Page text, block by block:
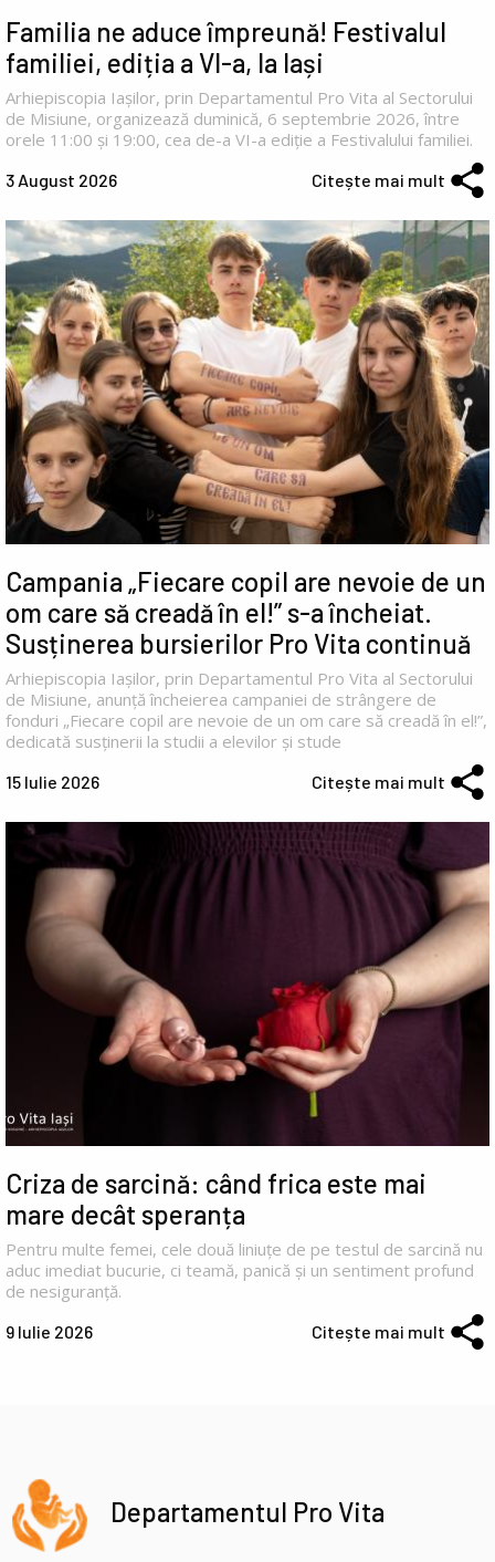
Familia ne aduce împreună! Festivalul
familiei, ediția a VI-a, la Iași
Arhiepiscopia Iașilor, prin Departamentul Pro Vita al Sectorului
de Misiune, organizează duminică, 6 septembrie 2026, între
orele 11:00 și 19:00, cea de-a VI-a ediție a Festivalului familiei.
3 August 2026 Citește mai mult
Campania „Fiecare copil are nevoie de un
om care să creadă în el!” s-a încheiat.
Susținerea bursierilor Pro Vita continuă
Arhiepiscopia Iașilor, prin Departamentul Pro Vita al Sectorului
de Misiune, anunță încheierea campaniei de strângere de
fonduri „Fiecare copil are nevoie de un om care să creadă în el!”,
dedicată susținerii la studii a elevilor și stude
15 Iulie 2026 Citește mai mult
Criza de sarcină: când frica este mai
mare decât speranța
Pentru multe femei, cele două liniuțe de pe testul de sarcină nu
aduc imediat bucurie, ci teamă, panică și un sentiment profund
de nesiguranță.
9 Iulie 2026 Citește mai mult
Departamentul Pro Vita